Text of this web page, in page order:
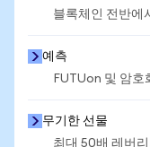
블록체인 전반에
예측
FUTUon 및 암호
무기한 선물
최대 50배 레버